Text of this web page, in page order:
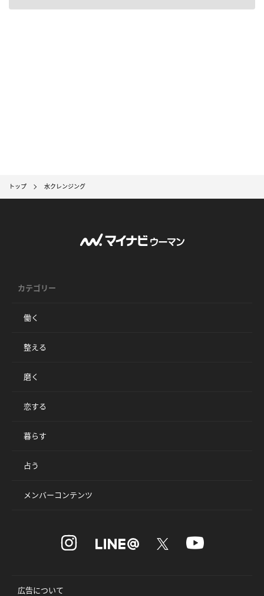
トップ 水クレンジング
カテゴリー
働く
整える
磨く
恋する
暮らす
占う
メンバーコンテンツ
広告について